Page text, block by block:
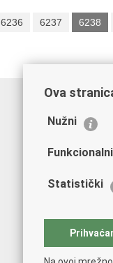
6236 6237 6238
Važne
Ministarstvo
Udruge
Policijska
Zaklada
Centar za
"Ivan Vučetić"
Ova
Nužni
Funkcionalni
Statistički